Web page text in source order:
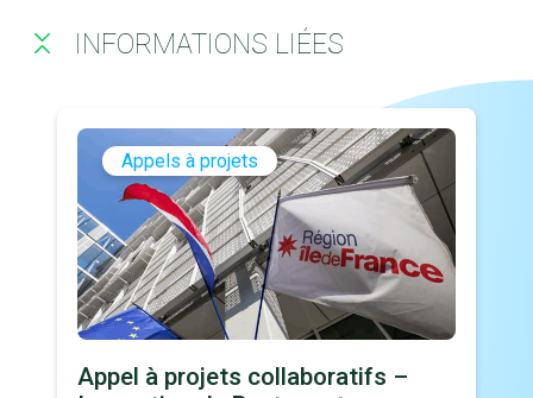
INFORMATIONS LIÉES
Appels à projets
Appel à projets collaboratifs –